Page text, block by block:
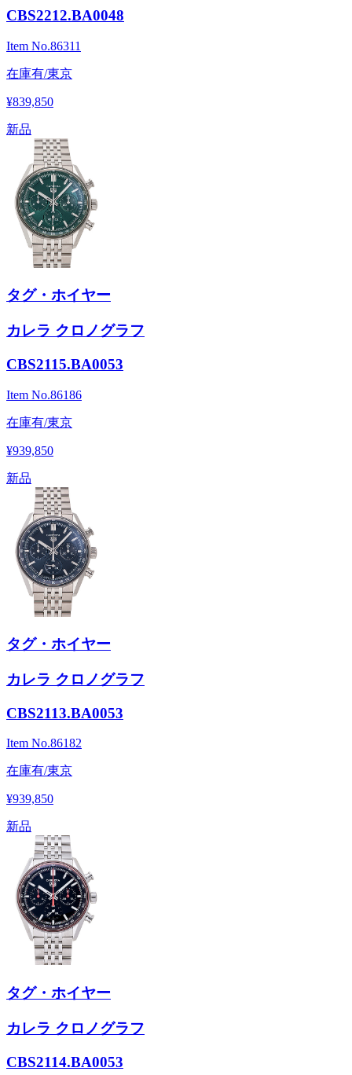
CBS2212.BA0048
Item No.86311
在庫有/東京
¥839,850
新品
タグ・ホイヤー
カレラ クロノグラフ
CBS2115.BA0053
Item No.86186
在庫有/東京
¥939,850
新品
タグ・ホイヤー
カレラ クロノグラフ
CBS2113.BA0053
Item No.86182
在庫有/東京
¥939,850
新品
タグ・ホイヤー
カレラ クロノグラフ
CBS2114.BA0053